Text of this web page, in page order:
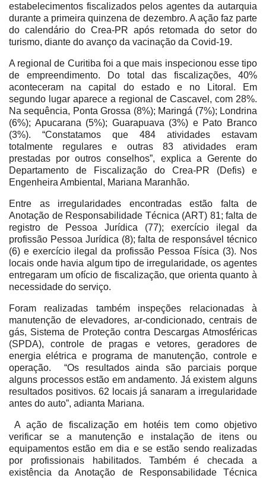
estabelecimentos fiscalizados pelos agentes da autarquia
durante a primeira quinzena de dezembro. A ação faz parte
do calendário do Crea-PR após retomada do setor do
turismo, diante do avanço da vacinação da Covid-19.
A regional de Curitiba foi a que mais inspecionou esse tipo
de empreendimento. Do total das fiscalizações, 40%
aconteceram na capital do estado e no Litoral. Em
segundo lugar aparece a regional de Cascavel, com 28%.
Na sequência, Ponta Grossa (8%); Maringá (7%); Londrina
(6%); Apucarana (5%); Guarapuava (3%) e Pato Branco
(3%). “Constatamos que 484 atividades estavam
totalmente regulares e outras 83 atividades eram
prestadas por outros conselhos”, explica a Gerente do
Departamento de Fiscalização do Crea-PR (Defis) e
Engenheira Ambiental, Mariana Maranhão.
Entre as irregularidades encontradas estão falta de
Anotação de Responsabilidade Técnica (ART) 81; falta de
registro de Pessoa Jurídica (77); exercício ilegal da
profissão Pessoa Jurídica (8); falta de responsável técnico
(6) e exercício ilegal da profissão Pessoa Física (3). Nos
locais onde havia algum tipo de irregularidade, os agentes
entregaram um ofício de fiscalização, que orienta quanto à
necessidade do serviço.
Foram realizadas também inspeções relacionadas à
manutenção de elevadores, ar-condicionado, centrais de
gás, Sistema de Proteção contra Descargas Atmosféricas
(SPDA), controle de pragas e vetores, geradores de
energia elétrica e programa de manutenção, controle e
operação. “Os resultados ainda são parciais porque
alguns processos estão em andamento. Já existem alguns
resultados positivos. 62 locais já sanaram a irregularidade
antes do auto”, adianta Mariana.
A ação de fiscalização em hotéis tem como objetivo
verificar se a manutenção e instalação de itens ou
equipamentos estão em dia e se estão sendo realizadas
por profissionais habilitados. Também é checada a
existência da Anotação de Responsabilidade Técnica